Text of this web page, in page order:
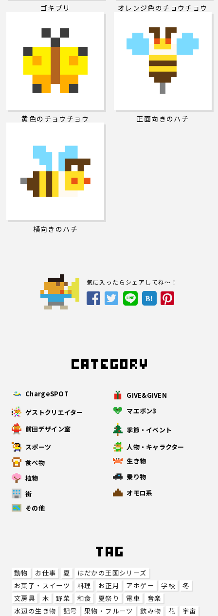
ChargeSPOT
GIVE&GIVEN
ゲストクリエイター
マエボン3
前田デザイン室
季節・イベント
スポーツ
人物・キャラクター
食べ物
生き物
植物
乗り物
街
オモロ系
その他
動物 お仕事 夏
はだかの王国シリーズ
お菓子・スイーツ
料理 お正月 アホゲー 学校
冬
文房具
木 野菜 和食 夏祭り 電車
音楽
水辺の生き物
記号 果物・フルーツ 飲み物 花
宇宙
ゴキブリ オレンジ色のチョウチョウ
黄色のチョウチョウ 正面向きのハチ
横向きのハチ
気に入ったらシェアしてね～！
B!